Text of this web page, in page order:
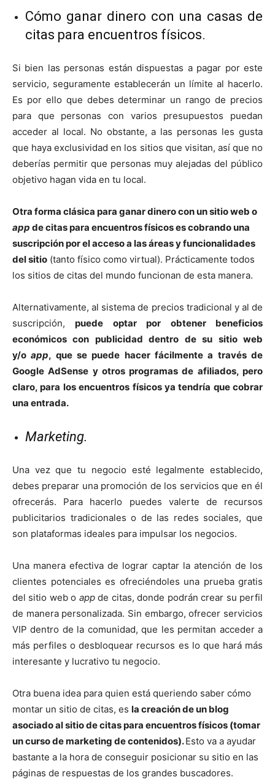
Cómo ganar dinero con una casas de
citas para encuentros físicos.
Si bien las personas están dispuestas a pagar por este
servicio, seguramente establecerán un límite al hacerlo.
Es por ello que debes determinar un rango de precios
para que personas con varios presupuestos puedan
acceder al local. No obstante, a las personas les gusta
que haya exclusividad en los sitios que visitan, así que no
deberías permitir que personas muy alejadas del público
objetivo hagan vida en tu local.
Otra forma clásica para ganar dinero con un sitio web o
app de citas para encuentros físicos es cobrando una
suscripción por el acceso a las áreas y funcionalidades
del sitio (tanto físico como virtual). Prácticamente todos
los sitios de citas del mundo funcionan de esta manera.
Alternativamente, al sistema de precios tradicional y al de
suscripción,puede optar por obtener beneficios
económicos con publicidad dentro desu sitio web
y/oapp, que se puede hacer fácilmente a través de
Google AdSense y otros programas de afiliados, pero
claro, para los encuentros físicos ya tendría que cobrar
una entrada.
Marketing.
Una vez que tu negocio esté legalmente establecido,
debes preparar una promoción de los servicios que en él
ofrecerás. Para hacerlo puedes valerte de recursos
publicitarios tradicionales o de las redes sociales, que
son plataformas ideales para impulsar los negocios.
Una manera efectiva de lograr captar la atención de los
clientes potenciales es ofreciéndoles una prueba gratis
del sitio web o appde citas, donde podrán crear su perfil
de manera personalizada. Sin embargo, ofrecer servicios
VIP dentro de la comunidad, que les permitan acceder a
más perfiles o desbloquear recursos es lo que hará más
interesante y lucrativo tu negocio.
Otra buena idea para quien está queriendo saber cómo
montar un sitio de citas, es la creación de un blog
asociado al sitio de citas para encuentros físicos (tomar
un curso de marketing de contenidos).Esto va a ayudar
bastante a la hora de conseguir posicionar su sitio en las
páginas de respuestas de los grandes buscadores.